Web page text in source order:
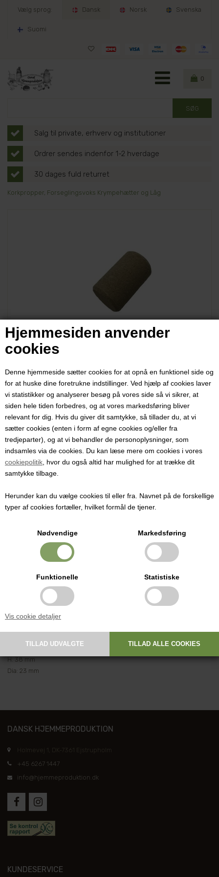
Hjemmesiden anvender
cookies
Denne hjemmeside sætter cookies for at opnå en funktionel side og
for at huske dine foretrukne indstillinger. Ved hjælp af cookies laver
vi statistikker og analyserer besøg på vores side så vi sikrer, at
siden hele tiden forbedres, og at vores markedsføring bliver
relevant for dig. Hvis du giver dit samtykke, så tillader du, at vi
sætter cookies (enten i form af egne cookies og/eller fra
tredjeparter), og at vi behandler de personoplysninger, som
indsamles via de cookies. Du kan læse mere om cookies i vores
cookiepolitik , hvor du også altid har mulighed for at trække dit
samtykke tilbage.
Herunder kan du vælge cookies til eller fra. Navnet på de forskellige
typer af cookies fortæller, hvilket formål de tjener.
Nødvendige Markedsføring
Funktionelle Statistiske
Vis cookie detaljer
Vælg sprog: Dansk Norsk Svenska
Suomi
0
Salg til private, erhverv og institutioner
Ordrer sendes indenfor 1-2 hverdage
30 dages fuld returret
Korkpropper, Forseglingsvoks Krympehætter og Låg
Korkprop, presset kork, 38 mm x 23
mm, 100 stk
Varenummer:
Til lagring af vin i max. 24 måneder.
Pris ved 1 stk.
148,00DKK
Til lagring af vin i max. 24 måneder.
Presset af 100% naturlig ren korksmuld.
Den mest økonomiske korkprop-løsning. Hårdere end en korkprop af
hele stykker af korkegbark.
God kvalitet og ideel til vine som skal lagres maximum 24 måneder
H: 38 mm
Dia: 23 mm
DANSK HJEMMEPRODUKTION
Holmevej 1, DK-7361 Ejstrupholm
+45 6267 1447
info@hjemmeproduktion.dk
KUNDESERVICE